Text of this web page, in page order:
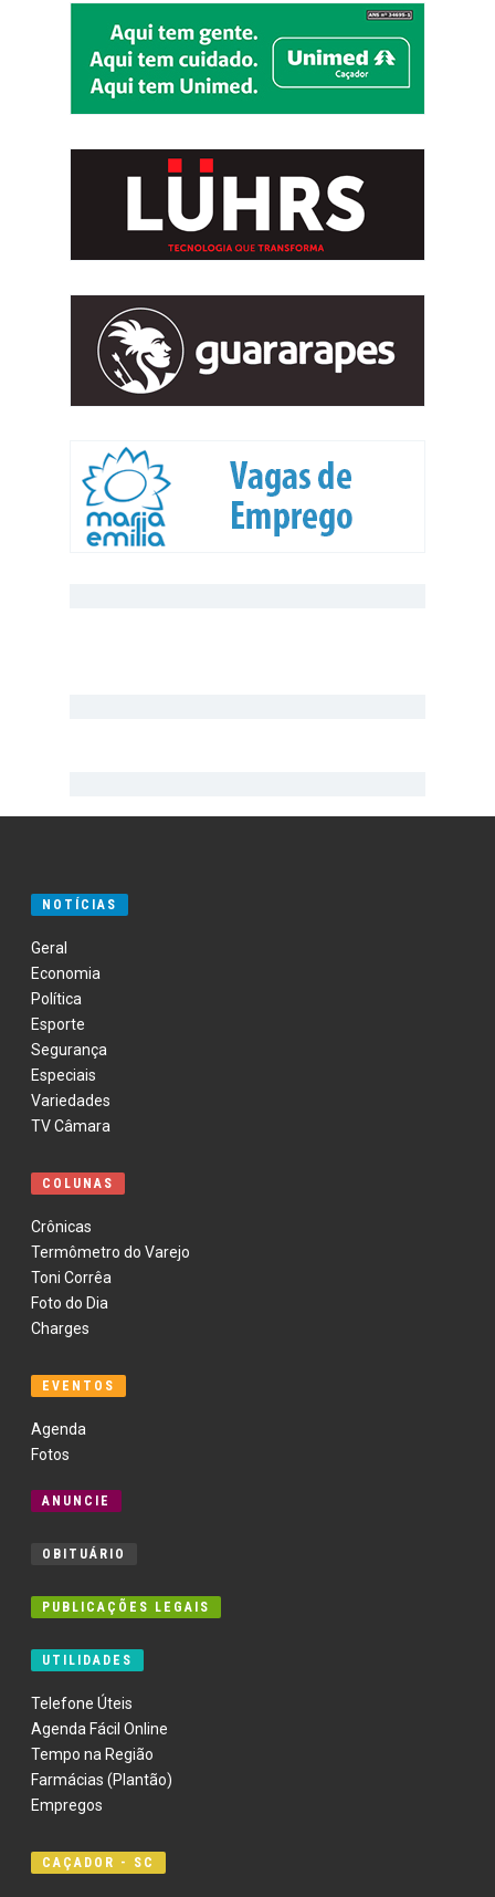
NOTÍCIAS
Geral
Economia
Política
Esporte
Segurança
Especiais
Variedades
TV Câmara
COLUNAS
Crônicas
Termômetro do Varejo
Toni Corrêa
Foto do Dia
Charges
EVENTOS
Agenda
Fotos
ANUNCIE
OBITUÁRIO
PUBLICAÇÕES LEGAIS
UTILIDADES
Telefone Úteis
Agenda Fácil Online
Tempo na Região
Farmácias (Plantão)
Empregos
CAÇADOR - SC